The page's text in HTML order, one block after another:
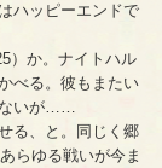
ハッピーエンドで
）か。ナイトハル
べる。彼もまたい
ないが……
る、と。同じく郷
らゆる戦いが今ま